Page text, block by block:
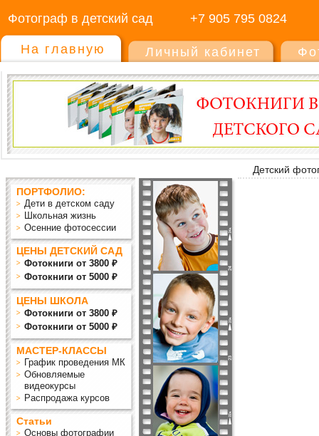
Фотограф в детский сад +7 905 795 0824
На главную Личный кабинет
Детский
ПОРТФОЛИО:
Дети в детском саду
Школьная жизнь
Осенние фотосессии
ЦЕНЫ ДЕТСКИЙ САД
Фотокниги от 3800 ₽
Фотокниги от 5000 ₽
ЦЕНЫ ШКОЛА
Фотокниги от 3800 ₽
Фотокниги от 5000 ₽
МАСТЕР-КЛАССЫ
График проведения МК
Обновляемые
видеокурсы
Распродажа курсов
Статьи
Основы фотографии